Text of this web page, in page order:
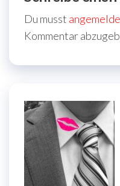
Du musst
Kommentar